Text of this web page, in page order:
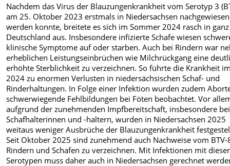
Nachdem das Virus der Blauzungenkrankheit vom Serotyp 3
am 25. Oktober 2023 erstmals in Niedersachsen nachgewiesen
werden konnte, breitete es sich im Sommer 2024 rasch in ganz
Deutschland aus. Insbesondere infizierte Schafe wiesen
klinische Symptome auf oder starben. Auch bei Rindern war
erheblichen Leistungseinbrüchen wie Milchrückgang eine
erhöhte Sterblichkeit zu verzeichnen. So führte die Krankheit
2024 zu enormen Verlusten in niedersächsischen Schaf- und
Rinderhaltungen. In Folge einer Infektion wurden zudem
schwerwiegende Fehlbildungen bei Föten beobachtet. Vor
aufgrund der zunehmenden Impfbereitschaft, insbesondere bei
Schafhalterinnen und -haltern, wurden in Niedersachsen 2025
weitaus weniger Ausbrüche der Blauzungenkrankheit
Seit Oktober 2025 sind zunehmend auch Nachweise vom BTV-
Rindern und Schafen zu verzeichnen. Mit Infektionen mit
Serotypen muss daher auch in Niedersachsen gerechnet